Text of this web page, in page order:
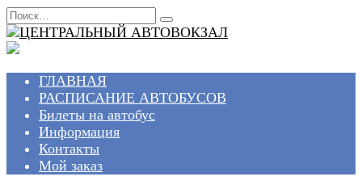
Перейти
к
содержанию
Search
for:
ГЛАВНАЯ
РАСПИСАНИЕ АВТОБУСОВ
Билеты на автобус
Информация
Контакты
Мой заказ